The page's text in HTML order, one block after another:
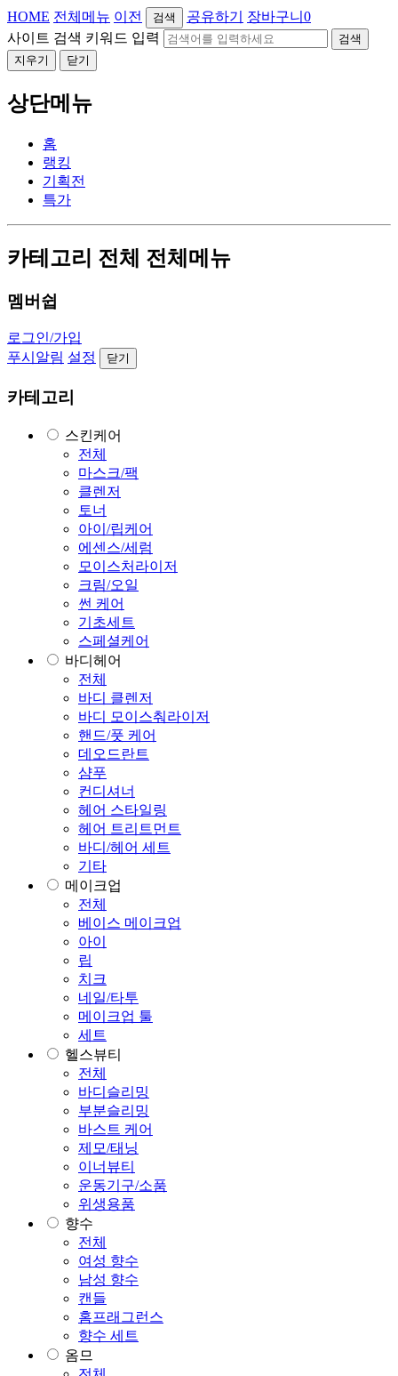
HOME 전체메뉴 이전 검색 공유하기 장바구니 0
사이트 검색 키워드 입력
검색
지우기
닫기
상단메뉴
홈
랭킹
기획전
특가
카테고리 전체 전체메뉴
멤버쉽
로그인/가입
푸시알림 설정 닫기
카테고리
스킨케어
전체
마스크/팩
클렌저
토너
아이/립케어
에센스/세럼
모이스처라이저
크림/오일
썬 케어
기초세트
스페셜케어
바디헤어
전체
바디 클렌저
바디 모이스춰라이저
핸드/풋 케어
데오드란트
샴푸
컨디셔너
헤어 스타일링
헤어 트리트먼트
바디/헤어 세트
기타
메이크업
전체
베이스 메이크업
아이
립
치크
네일/타투
메이크업 툴
세트
헬스뷰티
전체
바디슬리밍
부분슬리밍
바스트 케어
제모/태닝
이너뷰티
운동기구/소품
위생용품
향수
전체
여성 향수
남성 향수
캔들
홈프래그런스
향수 세트
옴므